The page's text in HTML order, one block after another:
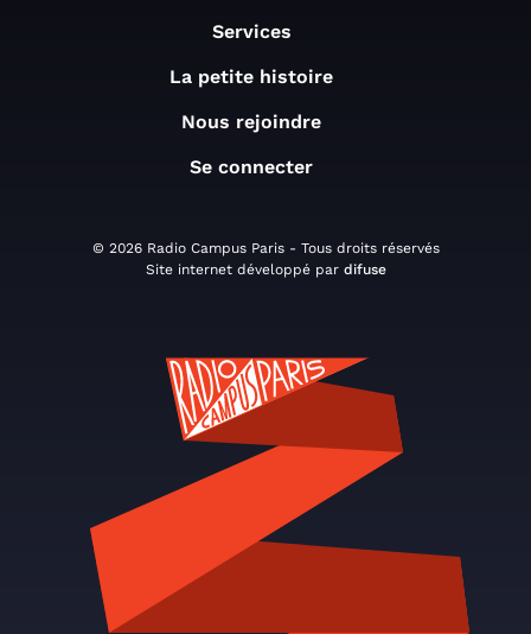
Services
La petite histoire
Nous rejoindre
Se connecter
© 2026 Radio Campus Paris - Tous droits réservés
Site internet développé par difuse